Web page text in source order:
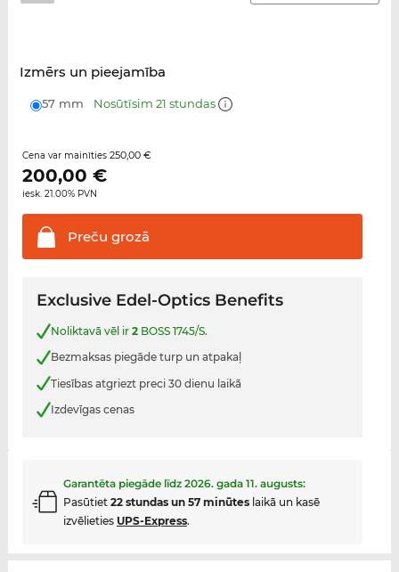
Izmērs un pieejamība
57 mm Nosūtīsim 21 stundas
Cena var mainīties 250,00 €
200,00 €
iesk. 21.00% PVN
Preču grozā
Exclusive Edel-Optics Benefits
Noliktavā vēl ir 2BOSS 1745/S.
Bezmaksas piegāde turp un atpakaļ
Tiesības atgriezt preci 30 dienu laikā
Izdevīgas cenas
Garantēta piegāde līdz 2026. gada 11. augusts:
Pasūtiet 22 stundas un 57 minūteslaikā un kasē
izvēlieties UPS-Express.